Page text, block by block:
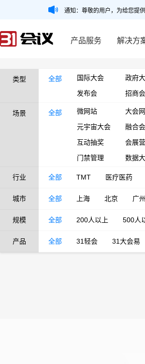
通知：尊敬的用户，为给您提
产品服务 解决方
类型 全部 国际大会 政府
发布会
招商会
场景 全部 微网站 大会
元宇宙大会
融合会
互动抽奖
会展
门禁管理
数据
行业 全部 TMT 医疗医药
城市 全部 上海 北京 广州
规模 全部 200人以上 500人
产品 全部 31轻会 31大会易